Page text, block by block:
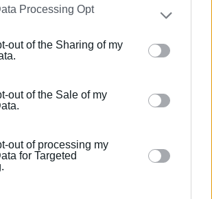
of Downstream Participants
that may
to other third parties.
this website/app uses one or more
and may gather and store information
click to grant or deny consent to
party tags to use your data for
Processing Opt
out of the Sharing of my
out of the Sale of my
out of processing my
for Targeted
διαφορετικών εθνικοτήτων,
ειρήνη και την ισονομία ανάμεσα σε
Σεβασμός για όλους τους
τον Ρατσισμό, τον εθνικισμό
προέρχεται. Η προπαγάνδα ευτυχώς
enimerosi στο